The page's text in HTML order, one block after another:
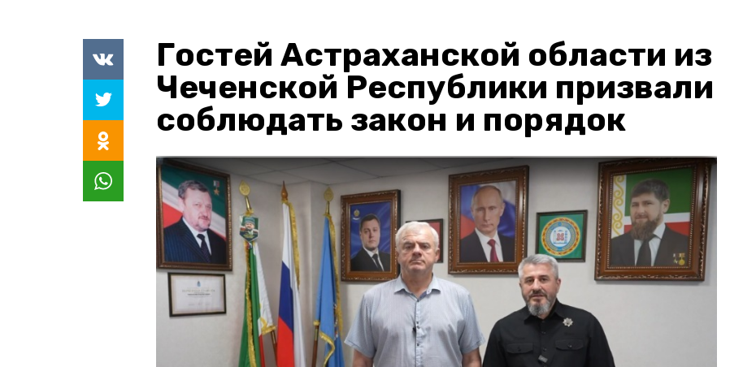
Гостей Астраханской области из
Чеченской Республики призвали
соблюдать закон и порядок